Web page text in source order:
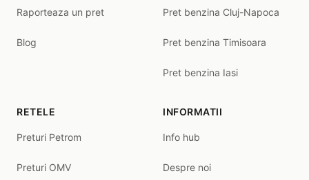
Raporteaza un pret
Blog
Pret benzina Cluj-Napoca
Pret benzina Timisoara
Pret benzina Iasi
RETELE
Preturi Petrom
Preturi OMV
INFORMATII
Info hub
Despre noi